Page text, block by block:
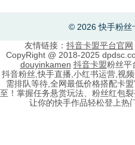
© 2026 快手粉丝
友情链接： 抖音卡盟平台官网
CopyRight @ 2018-2025
douyinkamen 抖音卡盟粉丝平
抖音粉丝,快手直播,小红书运营,视
需排队等待,全网最低价格搭配卡
至！掌握任务悬赏玩法、粉丝红包
让你的快手作品轻松登上热